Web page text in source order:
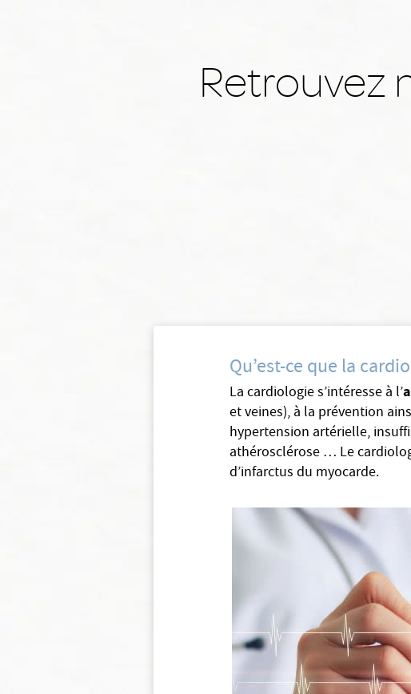
Retrouvez
Qu’est-ce que la
La cardiologie s’intéresse à l’
et veines), à la prévention
hypertension artérielle,
athérosclérose … Le
d’infarctus du myocarde.